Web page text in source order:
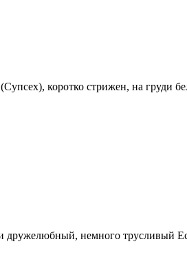
коротко стрижен, на
немного трусливый